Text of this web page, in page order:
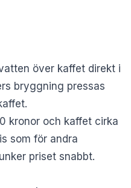
över kaffet direkt i
bryggning pressas
kronor och kaffet cirka
som för andra
priset snabbt.